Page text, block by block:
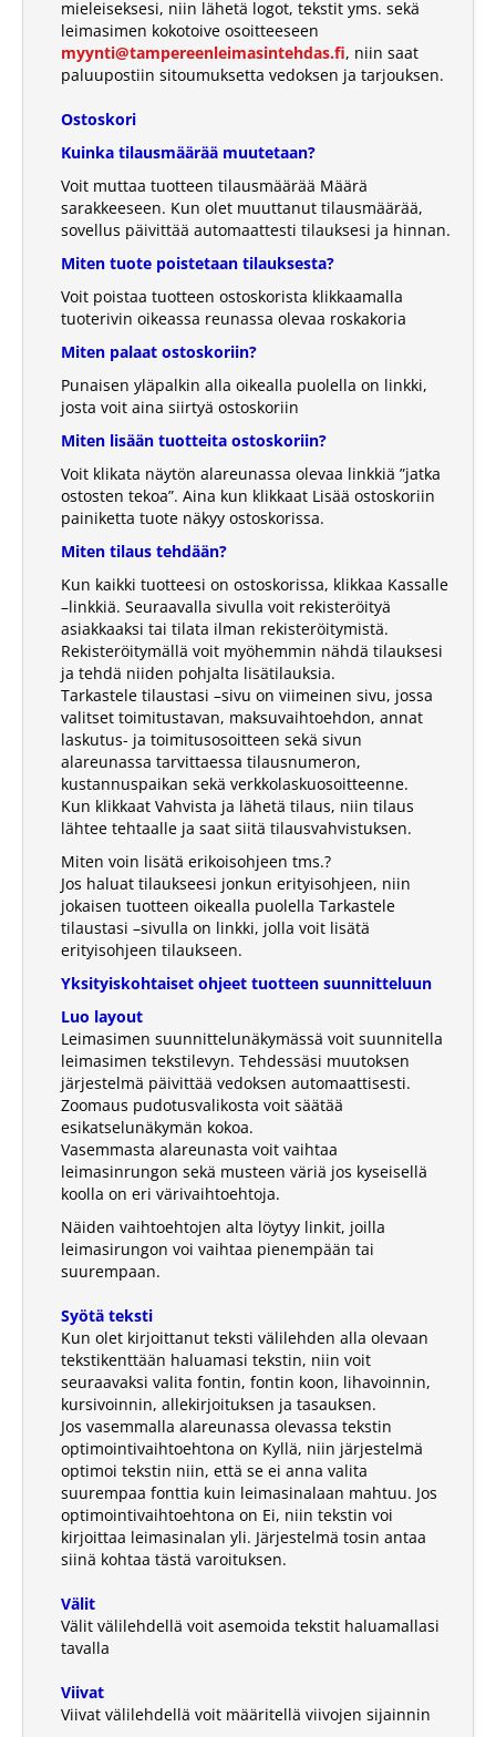
mieleiseksesi, niin lähetä logot, tekstit yms. sekä
leimasimen kokotoive osoitteeseen
myynti@tampereenleimasintehdas.fi, niin saat
paluupostiin sitoumuksetta vedoksen ja tarjouksen.
Ostoskori
Kuinka tilausmäärää muutetaan?
Voit muttaa tuotteen tilausmäärää Määrä
sarakkeeseen. Kun olet muuttanut tilausmäärää,
sovellus päivittää automaattesti tilauksesi ja hinnan.
Miten tuote poistetaan tilauksesta?
Voit poistaa tuotteen ostoskorista klikkaamalla
tuoterivin oikeassa reunassa olevaa roskakoria
Miten palaat ostoskoriin?
Punaisen yläpalkin alla oikealla puolella on linkki,
josta voit aina siirtyä ostoskoriin
Miten lisään tuotteita ostoskoriin?
Voit klikata näytön alareunassa olevaa linkkiä ”jatka
ostosten tekoa”. Aina kun klikkaat Lisää ostoskoriin
painiketta tuote näkyy ostoskorissa.
Miten tilaus tehdään?
Kun kaikki tuotteesi on ostoskorissa, klikkaa Kassalle
–linkkiä. Seuraavalla sivulla voit rekisteröityä
asiakkaaksi tai tilata ilman rekisteröitymistä.
Rekisteröitymällä voit myöhemmin nähdä tilauksesi
ja tehdä niiden pohjalta lisätilauksia.
Tarkastele tilaustasi –sivu on viimeinen sivu, jossa
valitset toimitustavan, maksuvaihtoehdon, annat
laskutus- ja toimitusosoitteen sekä sivun
alareunassa tarvittaessa tilausnumeron,
kustannuspaikan sekä verkkolaskuosoitteenne.
Kun klikkaat Vahvista ja lähetä tilaus, niin tilaus
lähtee tehtaalle ja saat siitä tilausvahvistuksen.
Miten voin lisätä erikoisohjeen tms.?
Jos haluat tilaukseesi jonkun erityisohjeen, niin
jokaisen tuotteen oikealla puolella Tarkastele
tilaustasi –sivulla on linkki, jolla voit lisätä
erityisohjeen tilaukseen.
Yksityiskohtaiset ohjeet tuotteen suunnitteluun
Luo layout
Leimasimen suunnittelunäkymässä voit suunnitella
leimasimen tekstilevyn. Tehdessäsi muutoksen
järjestelmä päivittää vedoksen automaattisesti.
Zoomaus pudotusvalikosta voit säätää
esikatselunäkymän kokoa.
Vasemmasta alareunasta voit vaihtaa
leimasinrungon sekä musteen väriä jos kyseisellä
koolla on eri värivaihtoehtoja.
Näiden vaihtoehtojen alta löytyy linkit, joilla
leimasirungon voi vaihtaa pienempään tai
suurempaan.
Syötä teksti
Kun olet kirjoittanut teksti välilehden alla olevaan
tekstikenttään haluamasi tekstin, niin voit
seuraavaksi valita fontin, fontin koon, lihavoinnin,
kursivoinnin, allekirjoituksen ja tasauksen.
Jos vasemmalla alareunassa olevassa tekstin
optimointivaihtoehtona on Kyllä, niin järjestelmä
optimoi tekstin niin, että se ei anna valita
suurempaa fonttia kuin leimasinalaan mahtuu. Jos
optimointivaihtoehtona on Ei, niin tekstin voi
kirjoittaa leimasinalan yli. Järjestelmä tosin antaa
siinä kohtaa tästä varoituksen.
Välit
Välit välilehdellä voit asemoida tekstit haluamallasi
tavalla
Viivat
Viivat välilehdellä voit määritellä viivojen sijainnin